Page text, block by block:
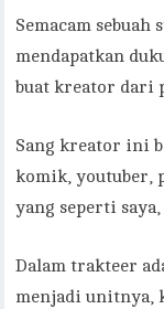
Semacam
mendapatkan
buat kreator dari
Sang kreator ini
komik, youtuber,
yang seperti
Dalam trakteer
menjadi unitnya,